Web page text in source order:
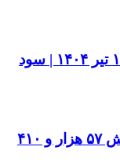
اعلام ارزش روز سهام عدالت، ۱۶ تیر ۱۴۰۴ | سود
ریزش بورس ادامه دار شد ؛ کاهش ۵۷ هزار و ۴۱۰